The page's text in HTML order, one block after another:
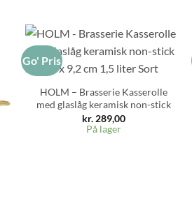
Go' Pris
+
HOLM – Brasserie Kasserolle
med glaslåg keramisk non-stick
kr. 289,00
På lager